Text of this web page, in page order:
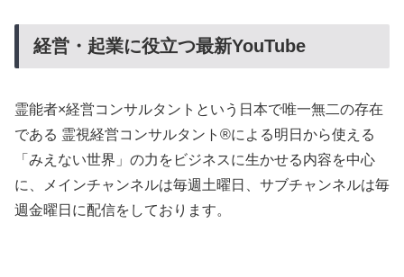
経営・起業に役立つ最新YouTube
霊能者×経営コンサルタントという日本で唯一無二の存在
である 霊視経営コンサルタント®による明日から使える
「みえない世界」の力をビジネスに生かせる内容を中心
に、メインチャンネルは毎週土曜日、サブチャンネルは毎
週金曜日に配信をしております。